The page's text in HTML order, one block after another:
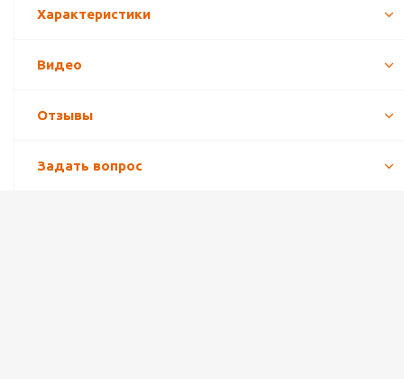
Характеристики
Видео
Отзывы
Задать вопрос